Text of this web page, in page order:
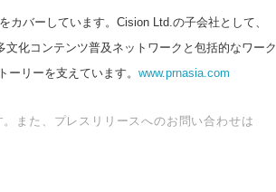
バーしています。Cision Ltd.の子会社として、
化コンテンツ普及ネットワークと包括的なワーク
リーを支えています。 www.prnasia.com
また、プレスリリースへのお問い合わせは